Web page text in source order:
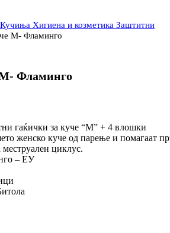
Кучиња Хигиена и козметика Заштитни
M- Фламинго
Фламинго
гаќички за куче “M” + 4 влошки
женско куче од парење и помагаат
меструален циклус.
– ЕУ